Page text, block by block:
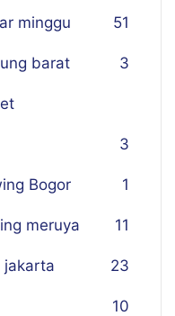
minggu 51
barat 3
3
Bogor 1
meruya 11
jakarta 23
10